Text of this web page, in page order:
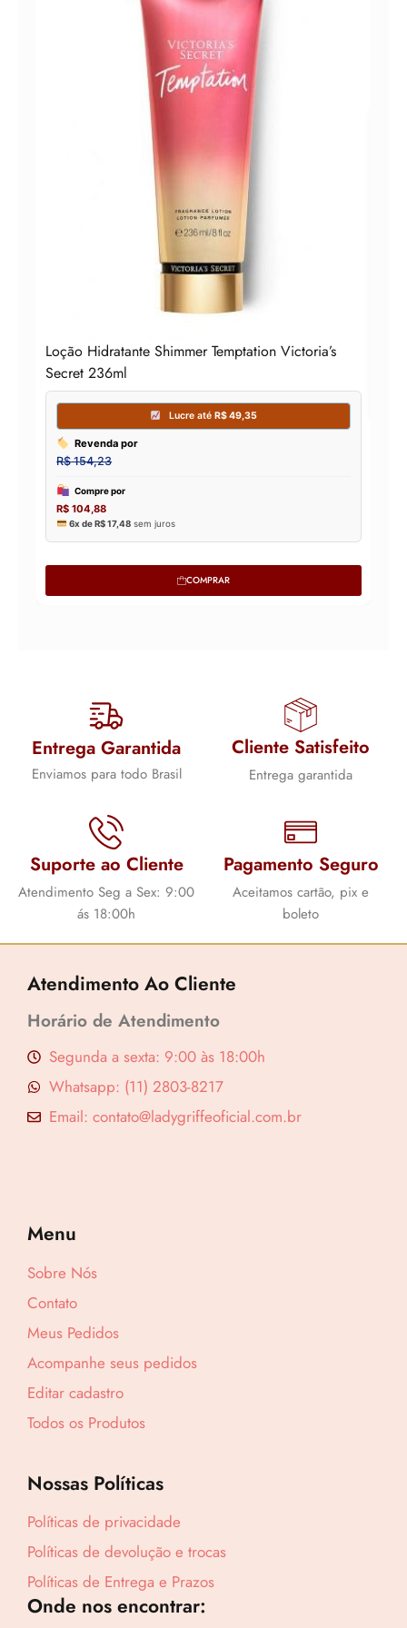
Loção Hidratante Shimmer Temptation Victoria’s
Secret 236ml
Revenda por
R$154,23
Compre por
R$104,88
COMPRAR
Entrega Garantida
Enviamos para todo Brasil
Cliente Satisfeito
Entrega garantida
Suporte ao Cliente
Atendimento Seg a Sex: 9:00
ás 18:00h
Pagamento Seguro
Aceitamos cartão, pix e
boleto
Atendimento Ao Cliente
Horário de Atendimento
Segunda a sexta: 9:00 às 18:00h
Whatsapp: (11) 2803-8217
Email: contato@ladygriffeoficial.com.br
Menu
Sobre Nós
Contato
Meus Pedidos
Acompanhe seus pedidos
Editar cadastro
Todos os Produtos
Nossas Políticas
Políticas de privacidade
Políticas de devolução e trocas
Políticas de Entrega e Prazos
Onde nos encontrar: